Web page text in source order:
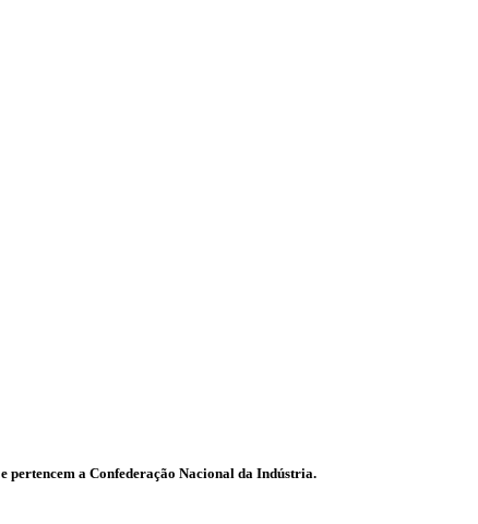
pertencem a Confederação Nacional da Indústria.